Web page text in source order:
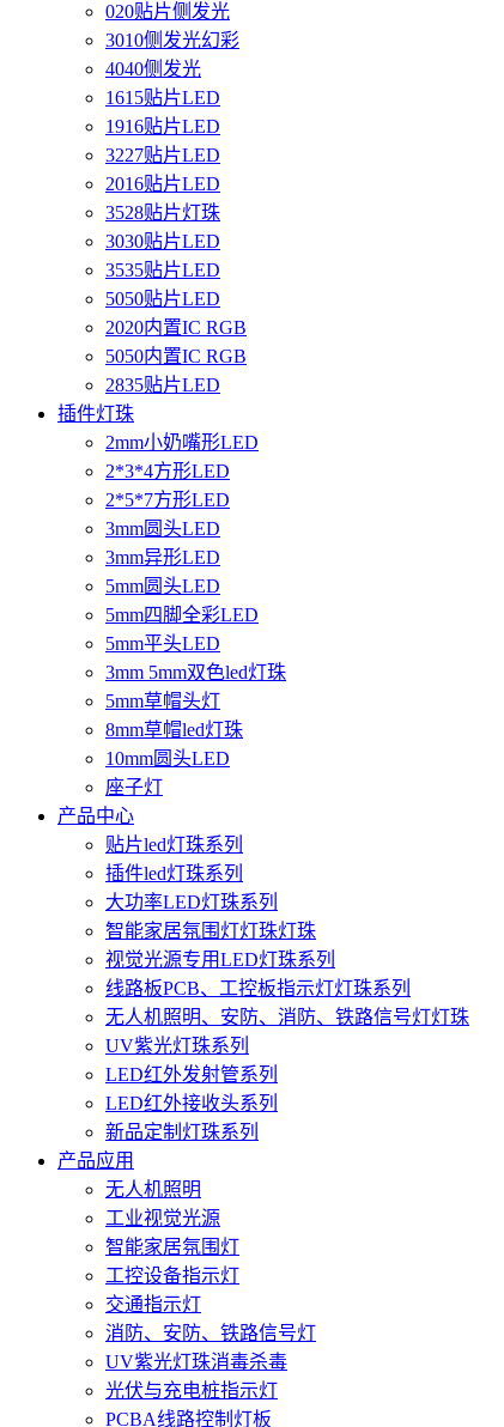
020贴片侧发光
3010侧发光幻彩
4040侧发光
1615贴片LED
1916贴片LED
3227贴片LED
2016贴片LED
3528贴片灯珠
3030贴片LED
3535贴片LED
5050贴片LED
2020内置IC RGB
5050内置IC RGB
2835贴片LED
插件灯珠
2mm小奶嘴形LED
2*3*4方形LED
2*5*7方形LED
3mm圆头LED
3mm异形LED
5mm圆头LED
5mm四脚全彩LED
5mm平头LED
3mm 5mm双色led灯珠
5mm草帽头灯
8mm草帽led灯珠
10mm圆头LED
座子灯
产品中心
贴片led灯珠系列
插件led灯珠系列
大功率LED灯珠系列
智能家居氛围灯灯珠灯珠
视觉光源专用LED灯珠系列
线路板PCB、工控板指示灯灯珠系列
无人机照明、安防、消防、铁路信号灯灯珠
UV紫光灯珠系列
LED红外发射管系列
LED红外接收头系列
新品定制灯珠系列
产品应用
无人机照明
工业视觉光源
智能家居氛围灯
工控设备指示灯
交通指示灯
消防、安防、铁路信号灯
UV紫光灯珠消毒杀毒
光伏与充电桩指示灯
PCBA线路控制灯板